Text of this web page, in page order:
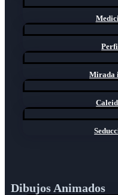
Mirada
Dibujos Animados